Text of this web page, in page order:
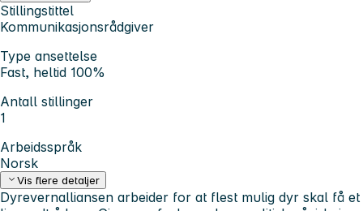
Stillingstittel
Kommunikasjonsrådgiver
Type ansettelse
Fast, heltid 100%
Antall stillinger
1
Arbeidsspråk
Norsk
Vis flere detaljer
Dyrevernalliansen arbeider for at flest mulig dyr skal få et